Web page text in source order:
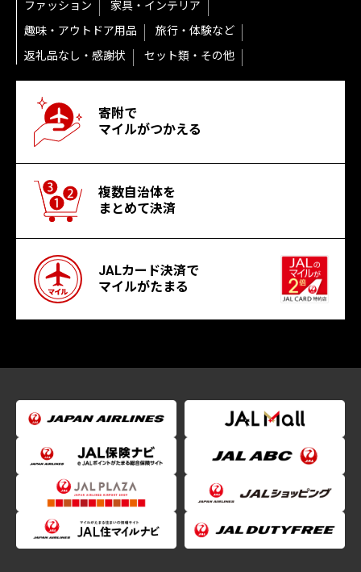
ファッション
家具・インテリア
趣味・アウトドア用品
旅行・体験など
返礼品なし・感謝状
セット類・その他
寄附で
マイルがつかえる
複数自治体を
まとめて決済
JALカード決済で
マイルがたまる